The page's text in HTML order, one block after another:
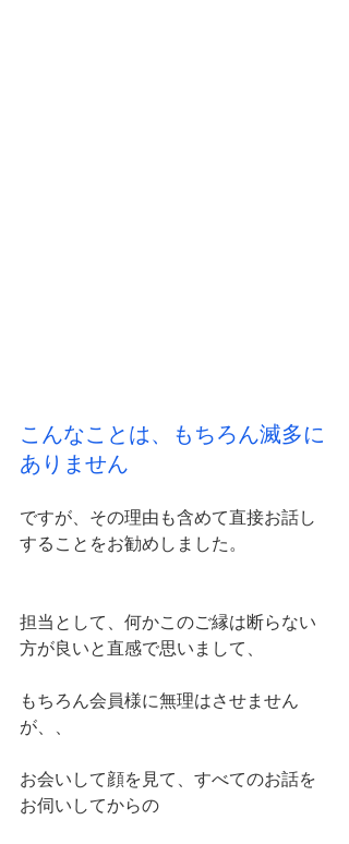
こんなことは、もちろん滅多に
ありません
ですが、その理由も含めて直接お話し
することをお勧めしました。
担当として、何かこのご縁は断らない
方が良いと直感で思いまして、
もちろん会員様に無理はさせません
が、、
お会いして顔を見て、すべてのお話を
お伺いしてからの